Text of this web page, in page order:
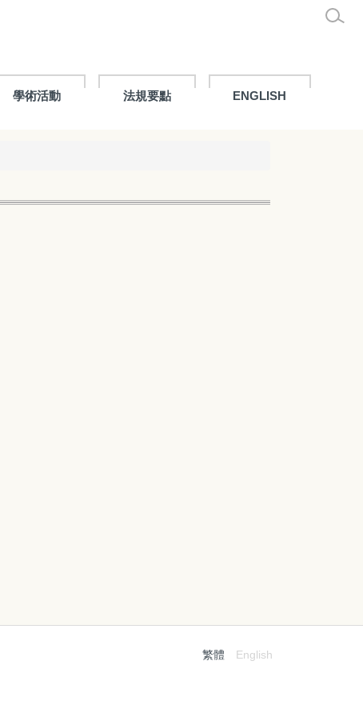
學術活動 法規要點 ENGLISH
繁體 English